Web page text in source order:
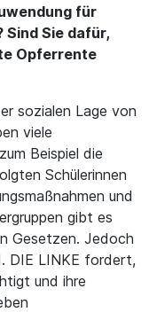
für
Sind Sie dafür,
Opferrente
sozialen Lage von
viele
Beispiel die
Schülerinnen
und
gibt es
Gesetzen. Jedoch
DIE LINKE fordert,
und ihre